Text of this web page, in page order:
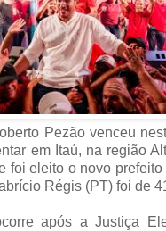
Pezão venceu
em Itaú, na região
foi eleito o novo
Régis (PT) foi de
após a Justiça